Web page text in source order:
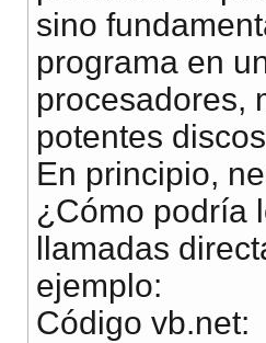
sino
programa en
procesadores,
potentes
En principio,
¿Cómo podría
llamadas
ejemplo:
Código vb.net: